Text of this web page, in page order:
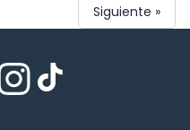
Siguiente »